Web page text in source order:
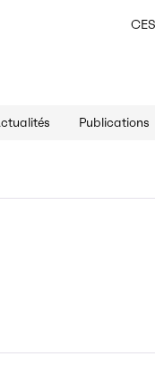
Publications